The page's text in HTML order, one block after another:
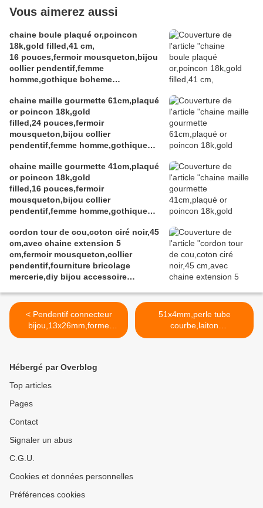
Vous aimerez aussi
chaine boule plaqué or,poincon
18k,gold filled,41 cm,
16 pouces,fermoir mousqueton,bijou
collier pendentif,femme
homme,gothique boheme
victorien,kawaii,cadeau fete
ceremonie,anniversaire retraite
noel,st valentin mariage,amour amitié
chaine maille gourmette 61cm,plaqué
or poincon 18k,gold
filled,24 pouces,fermoir
mousqueton,bijou collier
pendentif,femme homme,gothique
victorien,kawa
chaine maille gourmette 41cm,plaqué
or poincon 18k,gold
filled,16 pouces,fermoir
mousqueton,bijou collier
pendentif,femme homme,gothique
victorien,kawaii,cadeau fete
ceremonie,anniversaire retraite
noel,st valentin mariage,amour amitié
cordon tour de cou,coton ciré noir,45
cm,avec chaine extension 5
cm,fermoir mousqueton,collier
pendentif,fourniture bricolage
mercerie,diy bijou accessoire
kawaii,boheme victorien
edouardien,ateliers du fait mains
< Pendentif connecteur
bijou,13x26mm,forme
triangulaire,laiton
mercerie,diy bijou
kawaii,boheme victorien
edouardien,ateliers du fait
deco,mode fashion
boucle oreille perlerie
51x4mm,perle tube
courbe,laiton
bronze,intercalaire
Hébergé par Overblog
Top articles
Pages
Contact
Signaler un abus
C.G.U.
Cookies et données personnelles
Préférences cookies